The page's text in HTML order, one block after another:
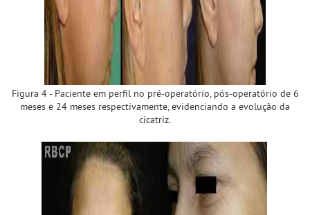
Figura 4 - Paciente em perfil no pré-operatório, pós-operatório de 6
meses e 24 meses respectivamente, evidenciando a evolução da
cicatriz.